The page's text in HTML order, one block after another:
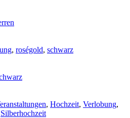
, roségold, schwarz
, Hochzeit, Verlobung,
Silberhochzeit